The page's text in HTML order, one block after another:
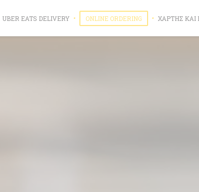
UBER EATS DELIVERY((ΑΝΟΊΓΕΙ ΣΕ ΝΈΟ ΠΑΡΆΘΥΡΟ))
ONLINE ORDERING((ΑΝΟΊΓΕΙ ΣΕ ΝΈΟ
ΧΆΡΤΗΣ ΚΑΙ